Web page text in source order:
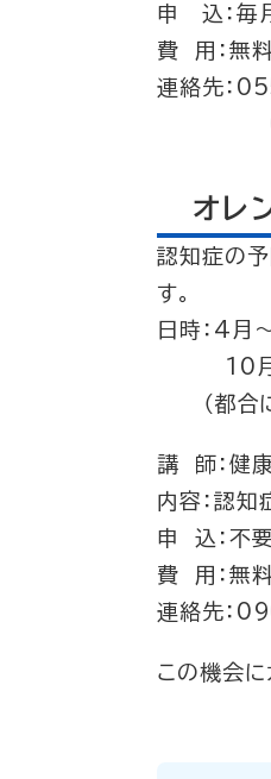
申 込：毎
費 用：無
連絡先：
080-
オレ
認知症の予
す。
日時：4
10月～
（都合に
講 師：健
内容：認知
申 込：不要
費 用：無
連絡先：
この機会に